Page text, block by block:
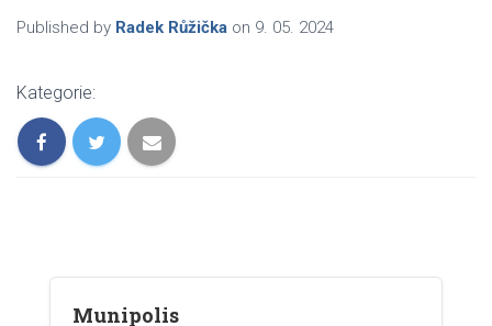
Published by Radek Růžička on 9. 05. 2024
Kategorie:
Munipolis